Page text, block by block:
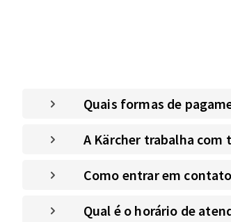
Quais formas de
A Kärcher trabalha com
Como entrar em
Qual é o horário de